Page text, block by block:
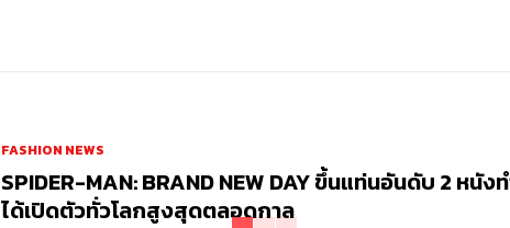
FASHION NEWS
SPIDER-MAN: BRAND NEW DAY ขึ้นแท่นอันดับ 2 หนัง
ได้เปิดตัวทั่วโลกสูงสุดตลอดกาล